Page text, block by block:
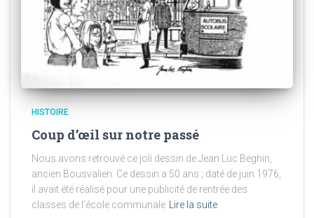
HISTOIRE
Coup d’œil sur notre passé
Nous avons retrouvé ce joli dessin de Jean Luc Beghin,
ancien Bousvalien. Ce dessin a 50 ans ; daté de juin 1976,
il avait été réalisé pour une publicité de rentrée des
classes de l’école communale
Lire la suite